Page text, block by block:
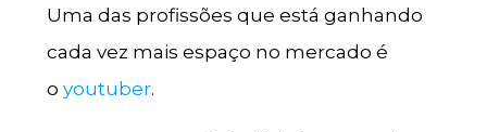
Uma das profissões que está ganhando
cada vez mais espaço no mercado é
o youtuber.